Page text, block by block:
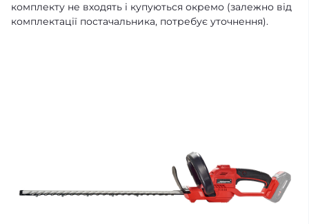
комплекту не входять і купуються окремо (залежно від
комплектації постачальника, потребує уточнення).